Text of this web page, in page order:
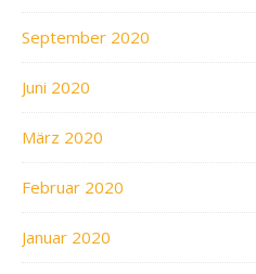
September 2020
Juni 2020
März 2020
Februar 2020
Januar 2020